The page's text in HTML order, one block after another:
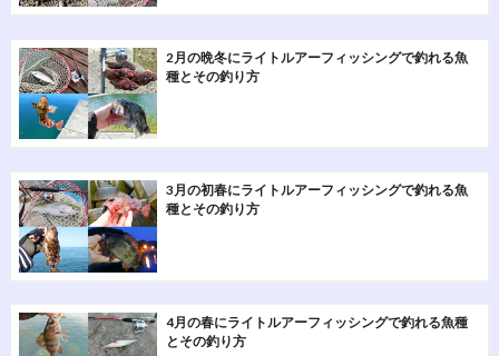
2月の晩冬にライトルアーフィッシングで釣れる魚
種とその釣り方
3月の初春にライトルアーフィッシングで釣れる魚
種とその釣り方
4月の春にライトルアーフィッシングで釣れる魚種
とその釣り方